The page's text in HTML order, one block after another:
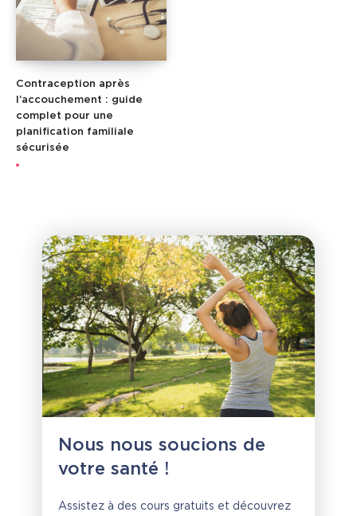
Contraception après
l’accouchement : guide
complet pour une
planification familiale
sécurisée
Nous nous soucions de
votre santé !
Assistez à des cours gratuits et découvrez